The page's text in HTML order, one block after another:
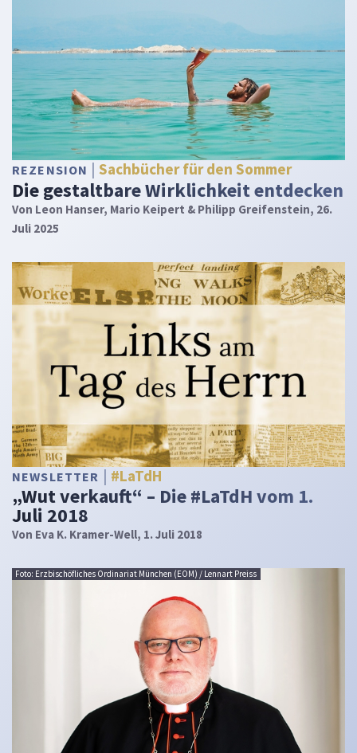
REZENSION Sachbücher für den Sommer
Die gestaltbare Wirklichkeit entdecken
Von Leon Hanser, Mario Keipert & Philipp Greifenstein, 26.
Juli 2025
NEWSLETTER #LaTdH
„Wut verkauft“ – Die #LaTdH vom 1.
Juli 2018
Von Eva K. Kramer-Well, 1. Juli 2018
Foto: Erzbischöfliches Ordinariat München (EOM) / Lennart Preiss